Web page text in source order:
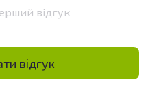
відгук
відгук